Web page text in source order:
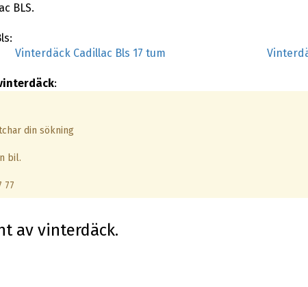
BLS.
Vinterdäck Cadillac Bls 17 tum
:
din sökning
bil.
77
av vinterdäck.